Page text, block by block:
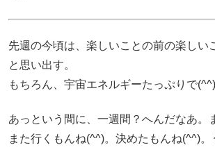
先週の今頃は、楽しいことの前の楽しい
と思い出す。
もちろん、宇宙エネルギーたっぷりで(^^)
あっという間に、一週間？へんだなあ。
また行くもんね(^^)。決めたもんね(^^)。